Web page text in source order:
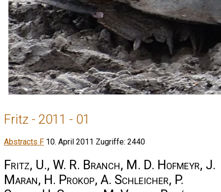
Fritz - 2011 - 01
Abstracts F 10. April 2011 Zugriffe: 2440
Fritz, U., W. R. Branch, M. D. Hofmeyr, J.
Maran, H. Prokop, A. Schleicher, P.